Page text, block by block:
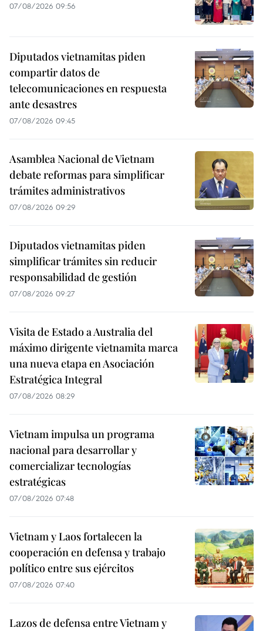
07/08/2026 09:56
Diputados vietnamitas piden
compartir datos de
telecomunicaciones en respuesta
ante desastres
07/08/2026 09:45
Asamblea Nacional de Vietnam
debate reformas para simplificar
trámites administrativos
07/08/2026 09:29
Diputados vietnamitas piden
simplificar trámites sin reducir
responsabilidad de gestión
07/08/2026 09:27
Visita de Estado a Australia del
máximo dirigente vietnamita marca
una nueva etapa en Asociación
Estratégica Integral
07/08/2026 08:29
Vietnam impulsa un programa
nacional para desarrollar y
comercializar tecnologías
estratégicas
07/08/2026 07:48
Vietnam y Laos fortalecen la
cooperación en defensa y trabajo
político entre sus ejércitos
07/08/2026 07:40
Lazos de defensa entre Vietnam y